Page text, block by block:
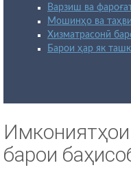
Варзиш ва
Мошинҳо ва
Хизматрасонӣ
Барои ҳар як
барои